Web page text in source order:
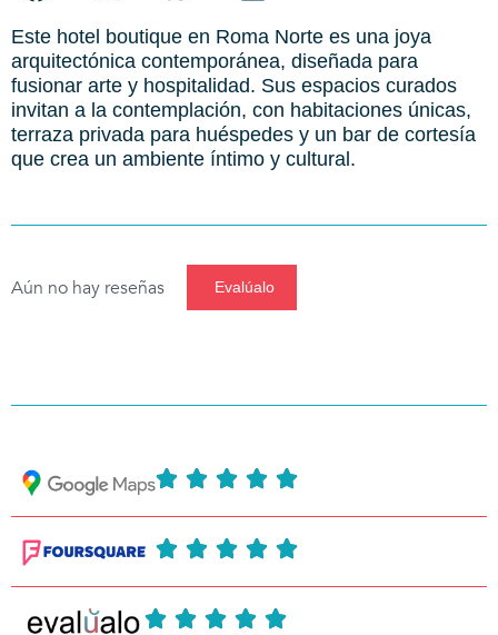
Este hotel boutique en Roma Norte es una joya
arquitectónica contemporánea, diseñada para
fusionar arte y hospitalidad. Sus espacios curados
invitan a la contemplación, con habitaciones únicas,
terraza privada para huéspedes y un bar de cortesía
que crea un ambiente íntimo y cultural.
Aún no hay reseñas Evalúalo